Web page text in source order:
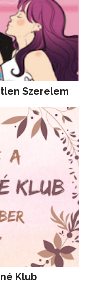
Szerelem
Klub